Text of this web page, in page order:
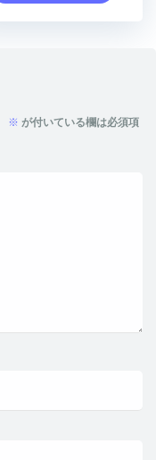
※ が付いている欄は必須項